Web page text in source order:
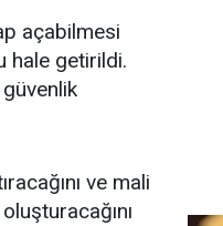
açabilmesi
hale getirildi.
ve mali